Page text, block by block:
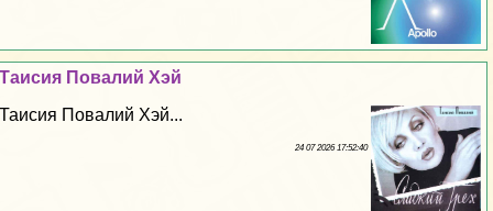
Таисия Повалий Хэй
Таисия Повалий Хэй...
24 07 2026 17:52:40